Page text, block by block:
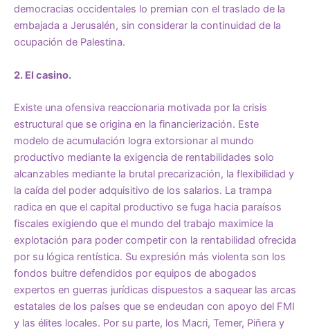
democracias occidentales lo premian con el traslado de la
embajada a Jerusalén, sin considerar la continuidad de la
ocupación de Palestina.
2. El casino.
Existe una ofensiva reaccionaria motivada por la crisis
estructural que se origina en la financierización. Este
modelo de acumulación logra extorsionar al mundo
productivo mediante la exigencia de rentabilidades solo
alcanzables mediante la brutal precarización, la flexibilidad y
la caída del poder adquisitivo de los salarios. La trampa
radica en que el capital productivo se fuga hacia paraísos
fiscales exigiendo que el mundo del trabajo maximice la
explotación para poder competir con la rentabilidad ofrecida
por su lógica rentística. Su expresión más violenta son los
fondos buitre defendidos por equipos de abogados
expertos en guerras jurídicas dispuestos a saquear las arcas
estatales de los países que se endeudan con apoyo del FMI
y las élites locales. Por su parte, los Macri, Temer, Piñera y